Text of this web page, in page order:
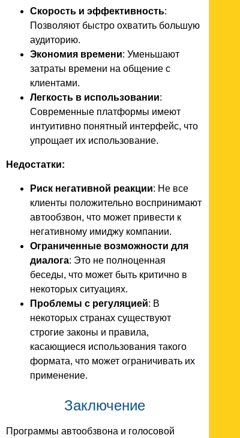
Скорость и эффективность:
Позволяют быстро охватить большую
аудиторию.
Экономия времени: Уменьшают
затраты времени на общение с
клиентами.
Легкость в использовании:
Современные платформы имеют
интуитивно понятный интерфейс, что
упрощает их использование.
Недостатки:
Риск негативной реакции: Не все
клиенты положительно воспринимают
автообзвон, что может привести к
негативному имиджу компании.
Ограниченные возможности для
диалога: Это не полноценная
беседы, что может быть критично в
некоторых ситуациях.
Проблемы с регуляцией: В
некоторых странах существуют
строгие законы и правила,
касающиеся использования такого
формата, что может ограничивать их
применение.
Заключение
Программы автообзвона и голосовой